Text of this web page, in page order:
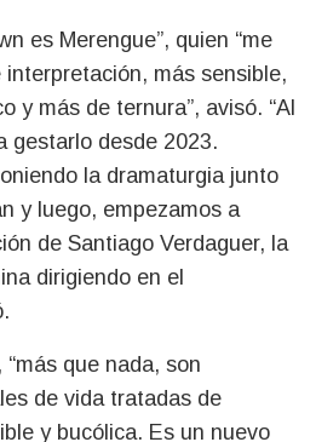
es Merengue”, quien “me
más sensible,
y más de ternura”, avisó. “Al
gestarlo desde 2023.
la dramaturgia junto
y luego, empezamos a
de Santiago Verdaguer, la
dirigiendo en el
que nada, son
de vida tratadas de
y bucólica. Es un nuevo